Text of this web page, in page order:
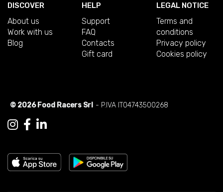
DISCOVER
About us
Work with us
Blog
HELP
Support
FAQ
Contacts
Gift card
LEGAL NOTICE
Terms and
conditions
Privacy policy
Cookies policy
© 2026 Food Racers Srl - P.IVA IT04743500268